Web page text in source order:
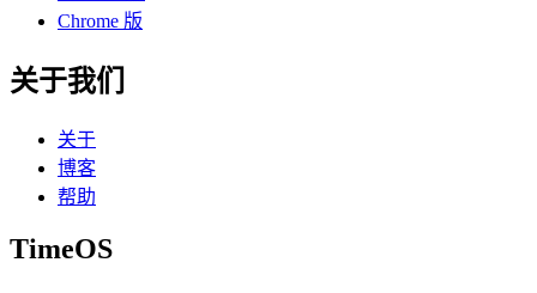
Chrome 版
关于我们
关于
博客
帮助
TimeOS